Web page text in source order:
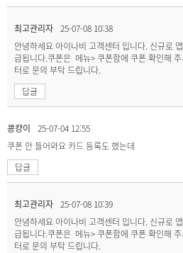
최고관리자 25-07-08 10:38
안녕하세요 아이나비 고객센터 입니다. 신규로
급됩니다.쿠폰은 메뉴> 쿠폰함에 쿠폰 확인해
터로 문의 부탁 드립니다.
답글
쿙컁이
25-07-04 12:55
쿠폰 안 들어와요 카드 등록도 했는데
답글
최고관리자 25-07-08 10:39
안녕하세요 아이나비 고객센터 입니다. 신규로
급됩니다.쿠폰은 메뉴> 쿠폰함에 쿠폰 확인해
터로 문의 부탁 드립니다.